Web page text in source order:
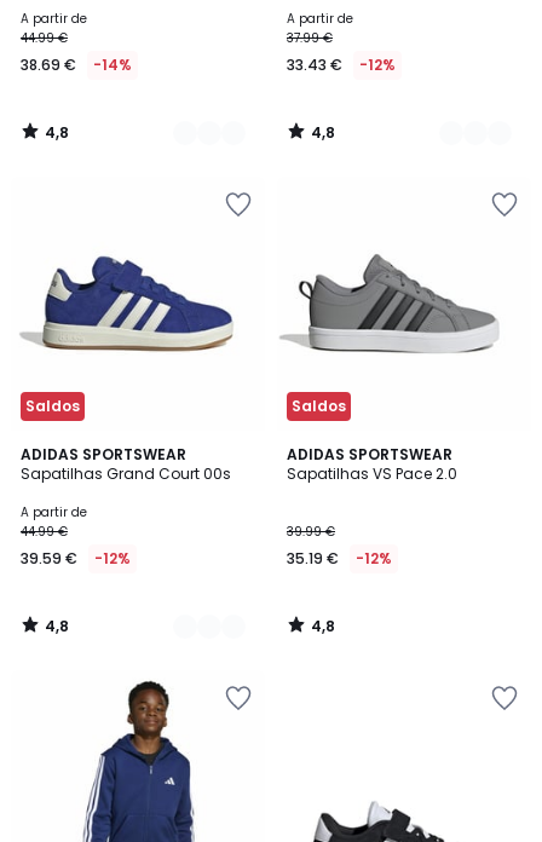
A partir de
44.99 €
38.69 € -14%
4,8
/
A partir de
37.99 €
33.43 € -12%
4,8
/
Saldos
ADIDAS SPORTSWEAR
Sapatilhas Grand Court 00s
A partir de
44.99 €
39.59 € -12%
4,8
/ 5
7
Cores
4,8
/
Saldos
ADIDAS SPORTSWEAR
Sapatilhas VS Pace 2.0
39.99 €
35.19 € -12%
4,8
/ 5
4,8
/